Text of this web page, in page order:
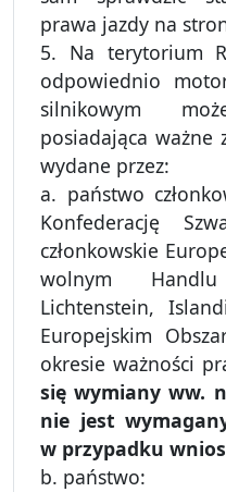
prawa jazdy na
5. Na terytorium
odpowiednio
silnikowym
posiadająca ważne
wydane przez:
a. państwo
Konfederację
członkowskie
wolnym
Lichtenstein,
Europejskim
okresie ważności
się wymiany ww.
nie jest
w przypadku
b. państwo: